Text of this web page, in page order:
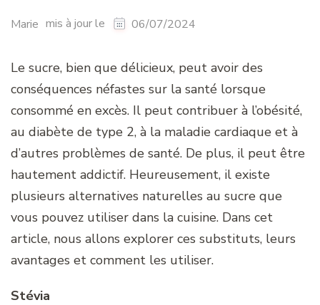
Marie mis à jour le 06/07/2024
Le sucre, bien que délicieux, peut avoir des
conséquences néfastes sur la santé lorsque
consommé en excès. Il peut contribuer à l’obésité,
au diabète de type 2, à la maladie cardiaque et à
d’autres problèmes de santé. De plus, il peut être
hautement addictif. Heureusement, il existe
plusieurs alternatives naturelles au sucre que
vous pouvez utiliser dans la cuisine. Dans cet
article, nous allons explorer ces substituts, leurs
avantages et comment les utiliser.
Stévia